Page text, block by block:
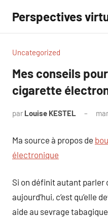
contenu
Perspectives
Uncategorized
Mes conseils
cigarette
par Louise KESTEL
Ma source à propos de
électronique
Si on définit autant
aujourd’hui, c’est qu’elle
aide au sevrage